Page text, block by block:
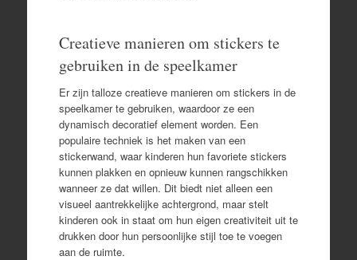
Creatieve manieren om stickers te
gebruiken in de speelkamer
Er zijn talloze creatieve manieren om stickers in de
speelkamer te gebruiken, waardoor ze een
dynamisch decoratief element worden. Een
populaire techniek is het maken van een
stickerwand, waar kinderen hun favoriete stickers
kunnen plakken en opnieuw kunnen rangschikken
wanneer ze dat willen. Dit biedt niet alleen een
visueel aantrekkelijke achtergrond, maar stelt
kinderen ook in staat om hun eigen creativiteit uit te
drukken door hun persoonlijke stijl toe te voegen
aan de ruimte.